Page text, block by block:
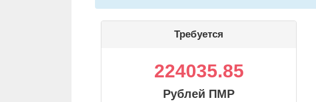
Требуется
224035.85
Рублей ПМР